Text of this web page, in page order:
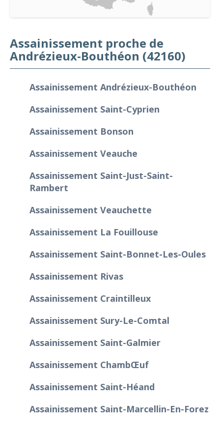
Assainissement proche de
Andrézieux-Bouthéon (42160)
Assainissement Andrézieux-Bouthéon
Assainissement Saint-Cyprien
Assainissement Bonson
Assainissement Veauche
Assainissement Saint-Just-Saint-
Rambert
Assainissement Veauchette
Assainissement La Fouillouse
Assainissement Saint-Bonnet-Les-Oules
Assainissement Rivas
Assainissement Craintilleux
Assainissement Sury-Le-Comtal
Assainissement Saint-Galmier
Assainissement Chambœuf
Assainissement Saint-Héand
Assainissement Saint-Marcellin-En-Forez